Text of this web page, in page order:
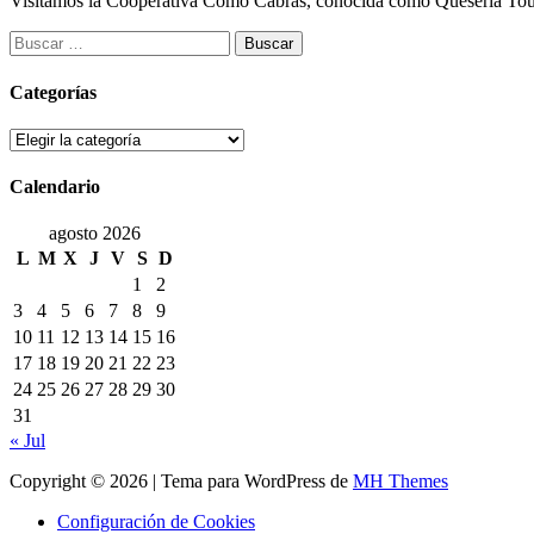
Buscar:
Categorías
Categorías
Calendario
agosto 2026
L M X J V S D
1
2
3
4 5 6 7 8
9
10 11 12 13 14 15 16
17 18 19 20 21 22 23
24 25 26 27 28 29 30
31
« Jul
Copyright © 2026 | Tema para WordPress de MH Themes
Configuración de Cookies